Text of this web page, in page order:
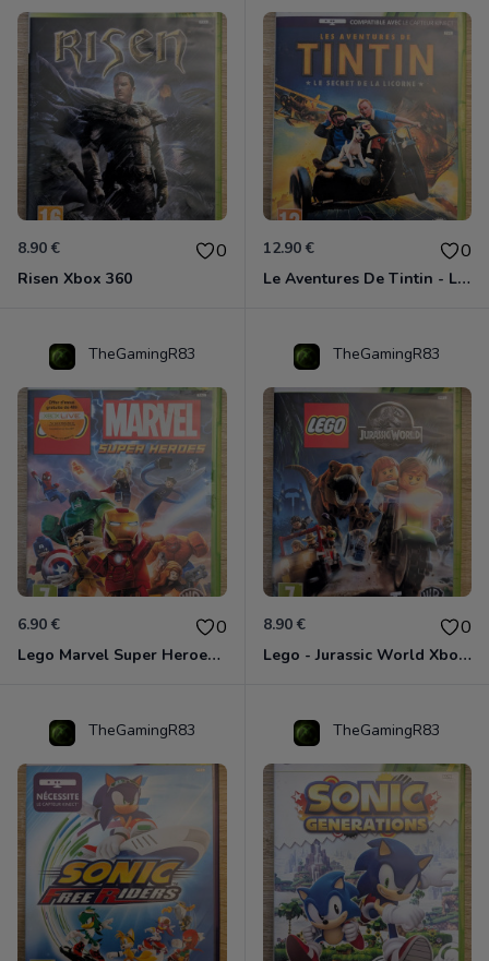
8.90 € 0
Risen Xbox 360
12.90 € 0
Le Aventures De Tintin - Le Secret De La Licorne Xbox 360
TheGamingR83
6.90 € 0
Lego Marvel Super Heroes Xbox 360
TheGamingR83
8.90 € 0
Lego - Jurassic World Xbox 360
TheGamingR83 TheGamingR83